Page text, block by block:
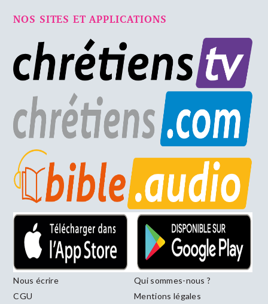
NOS SITES ET APPLICATIONS
Nous écrire
Qui sommes-nous ?
CGU
Mentions légales